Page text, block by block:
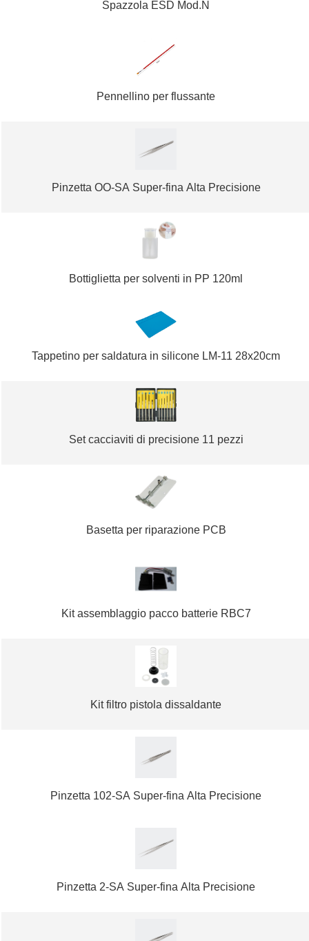
Spazzola ESD Mod.N
Pennellino per flussante
Pinzetta OO-SA Super-fina Alta Precisione
Bottiglietta per solventi in PP 120ml
Tappetino per saldatura in silicone LM-11 28x20cm
Set cacciaviti di precisione 11 pezzi
Basetta per riparazione PCB
Kit assemblaggio pacco batterie RBC7
Kit filtro pistola dissaldante
Pinzetta 102-SA Super-fina Alta Precisione
Pinzetta 2-SA Super-fina Alta Precisione